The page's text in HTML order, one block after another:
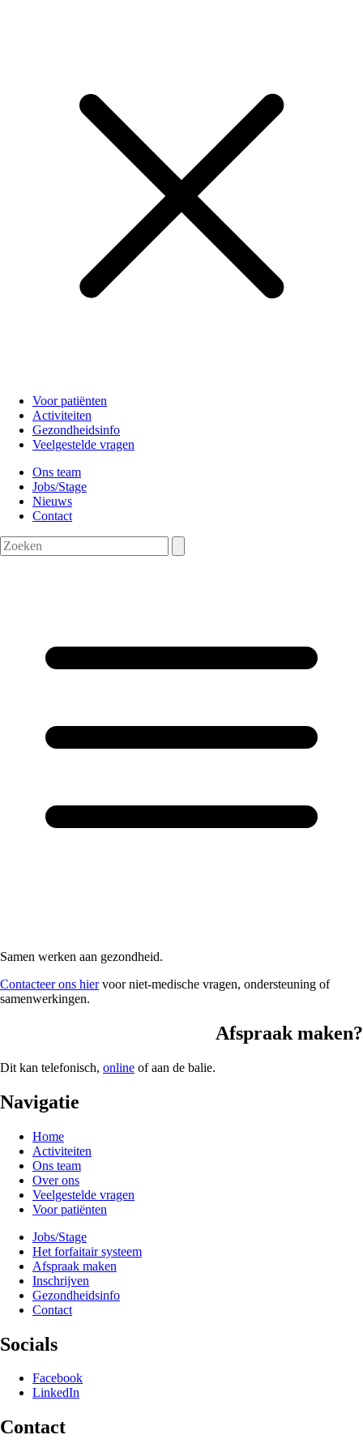
Voor patiënten
Activiteiten
Gezondheidsinfo
Veelgestelde vragen
Ons team
Jobs/Stage
Nieuws
Contact
Zoeken
Samen werken aan gezondheid.
Contacteer ons hiervoor niet-medische vragen, ondersteuning of
samenwerkingen.
Afspraak maken?
Dit kan telefonisch, online of aan de balie.
Navigatie
Home
Activiteiten
Ons team
Over ons
Veelgestelde vragen
Voor patiënten
Jobs/Stage
Het forfaitair systeem
Afspraak maken
Inschrijven
Gezondheidsinfo
Contact
Socials
Facebook
LinkedIn
Contact